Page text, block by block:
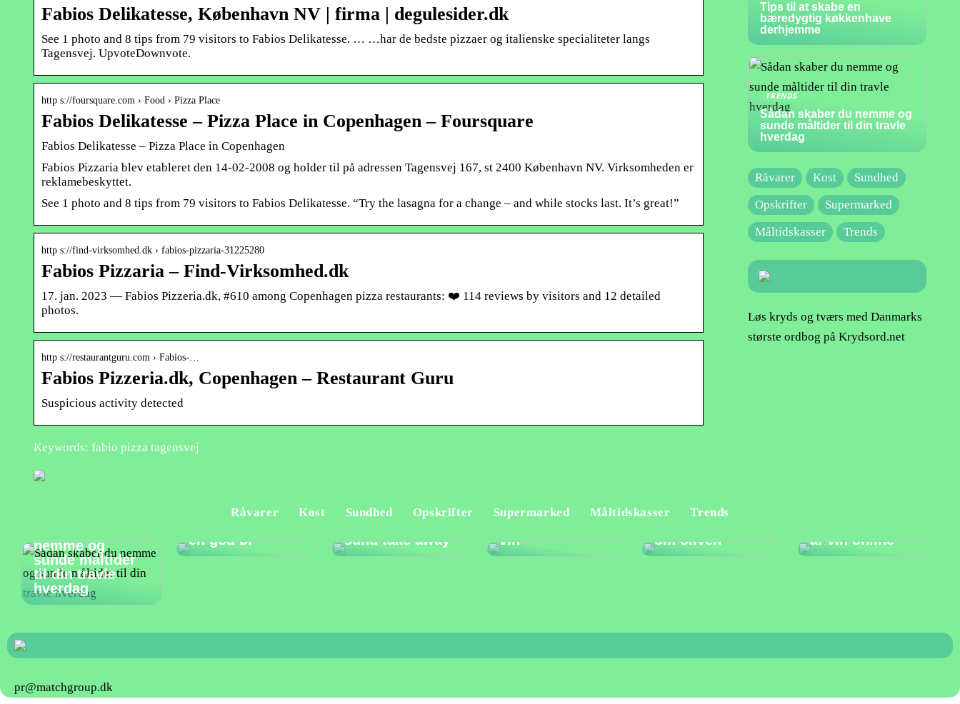
Fabios Delikatesse, København NV | firma | degulesider.dk
See 1 photo and 8 tips from 79 visitors to Fabios Delikatesse. … …har de bedste pizzaer og italienske specialiteter langs
Tagensvej. UpvoteDownvote.
http s://foursquare.com › Food › Pizza Place
Fabios Delikatesse – Pizza Place in Copenhagen – Foursquare
Fabios Delikatesse – Pizza Place in Copenhagen
Fabios Pizzaria blev etableret den 14-02-2008 og holder til på adressen Tagensvej 167, st 2400 København NV. Virksomheden er
reklamebeskyttet.
See 1 photo and 8 tips from 79 visitors to Fabios Delikatesse. “Try the lasagna for a change – and while stocks last. It’s great!”
http s://find-virksomhed.dk › fabios-pizzaria-31225280
Fabios Pizzaria – Find-Virksomhed.dk
17. jan. 2023 — Fabios Pizzeria.dk, #610 among Copenhagen pizza restaurants: ❤️ 114 reviews by visitors and 12 detailed
photos.
http s://restaurantguru.com › Fabios-…
Fabios Pizzeria.dk, Copenhagen – Restaurant Guru
Suspicious activity detected
Keywords: fabio pizza tagensvej
Tips til at skabe en
bæredygtig køkkenhave
derhjemme
TRENDS
Sådan skaber du nemme og
sunde måltider til din travle
hverdag
Råvarer Kost
Sundhed
Opskrifter
Supermarked
Måltidskasser
Trends
Løs kryds og tværs med Danmarks
største ordbog på Krydsord.net
Råvarer Kost Sundhed Opskrifter Supermarked Måltidskasser Trends
nemme og
sunde måltider
til din travle
hverdag
Et godt måltid
en god øl
sund take away
vin
om oliven
af vin online
pr@matchgroup.dk